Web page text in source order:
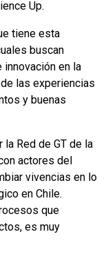
Up.
tiene esta
buscan
en la
las experiencias
y buenas
Red de GT de la
actores del
vivencias en lo
en Chile.
que
es muy